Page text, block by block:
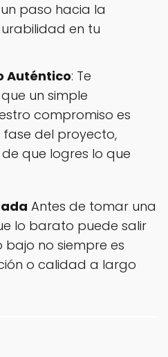
paso hacia la
en tu
Auténtico: Te
un simple
compromiso es
del proyecto,
que logres lo que
Antes de tomar una
lo barato puede salir
bajo no siempre es
o calidad a largo